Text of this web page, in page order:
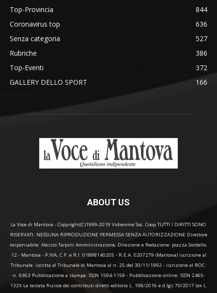
Top-Provincia
844
Coronavirus top
636
Senza categoria
527
Rubriche
386
Top-Eventi
372
GALLERY DELLO SPORT
166
ABOUT US
La Voce di Mantova - Copyright(C)1999-2019 Vidiemme Soc. Coop TUTTI I DIRITTI SONO
RISERVATI. NESSUNA RIPRODUZIONE PERMESSA SENZA AUTORIZZAZIONE Direttore
responsabile: Alessio Tarpini Amministrazione, Direzione e Redazione: piazza Sordello,
12 - Mantova - P.IVA, C.F. e R.I. 01898140205 - R.E.A. 0207279 (Mantova) iscrizione al
Tribunale: iscritta al Tribunale di Mantova al n. 25 del 30/11/1992 - iscrizione al ROC:
n. 9363 Pubblicazione a stampa: ISSN 1594-1159 - Pubblicazione online: ISSN 2465-
132X La testata fruisce dei contributi diretti editoria L. 198/2016 e d.lgs 70/2017 (ex L.